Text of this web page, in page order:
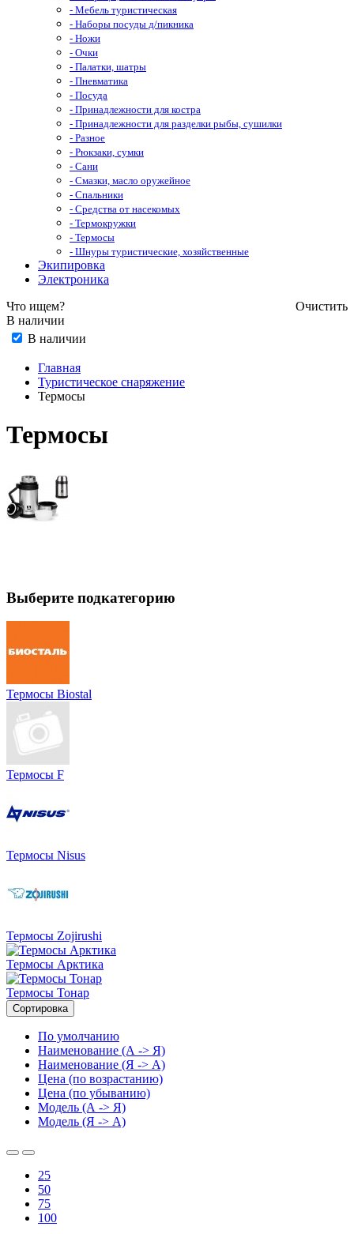
- Мебель туристическая
- Наборы посуды д/пикника
- Ножи
- Очки
- Палатки, шатры
- Пневматика
- Посуда
- Принадлежности для костра
- Принадлежности для разделки рыбы, сушилки
- Разное
- Рюкзаки, сумки
- Сани
- Смазки, масло оружейное
- Спальники
- Средства от насекомых
- Термокружки
- Термосы
- Шнуры туристические, хозяйственные
Экипировка
Электроника
Что ищем?
Очистить
В наличии
В наличии
Главная
Туристическое снаряжение
Термосы
Термосы
Выберите подкатегорию
Термосы Biostal
Термосы F
Термосы Nisus
Термосы Zojirushi
Термосы Арктика
Термосы Тонар
Сортировка
По умолчанию
Наименование (А -> Я)
Наименование (Я -> А)
Цена (по возрастанию)
Цена (по убыванию)
Модель (А -> Я)
Модель (Я -> А)
25
50
75
100